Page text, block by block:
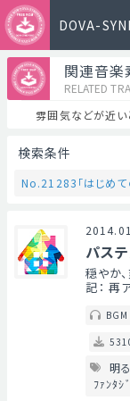
DOVA-
関連音
RELATED
雰囲気などが近い
検索条件
No.21283「はじめて
パス
穏やか
記： 再
BGM
明
ﾌｧﾝﾀｼ